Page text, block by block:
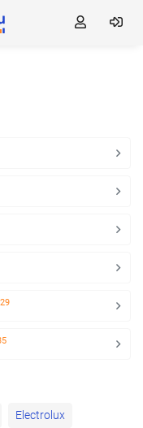
Electrolux